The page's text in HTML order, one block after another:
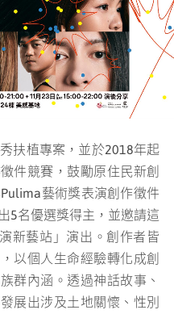
扶植專案，並於2018年起
件競賽，鼓勵原住民新創
藝術獎表演創作徵件
5名優選獎得主，並邀請這
新藝站」演出。創作者皆
以個人生命經驗轉化成創
群內涵。透過神話故事、
展出涉及土地關懷、性別